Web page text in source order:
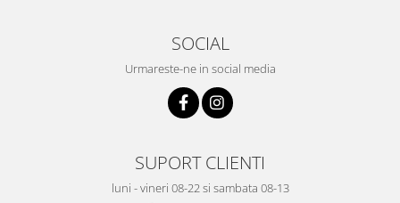
SOCIAL
Urmareste-ne in social media
SUPORT CLIENTI
luni - vineri 08-22 si sambata 08-13